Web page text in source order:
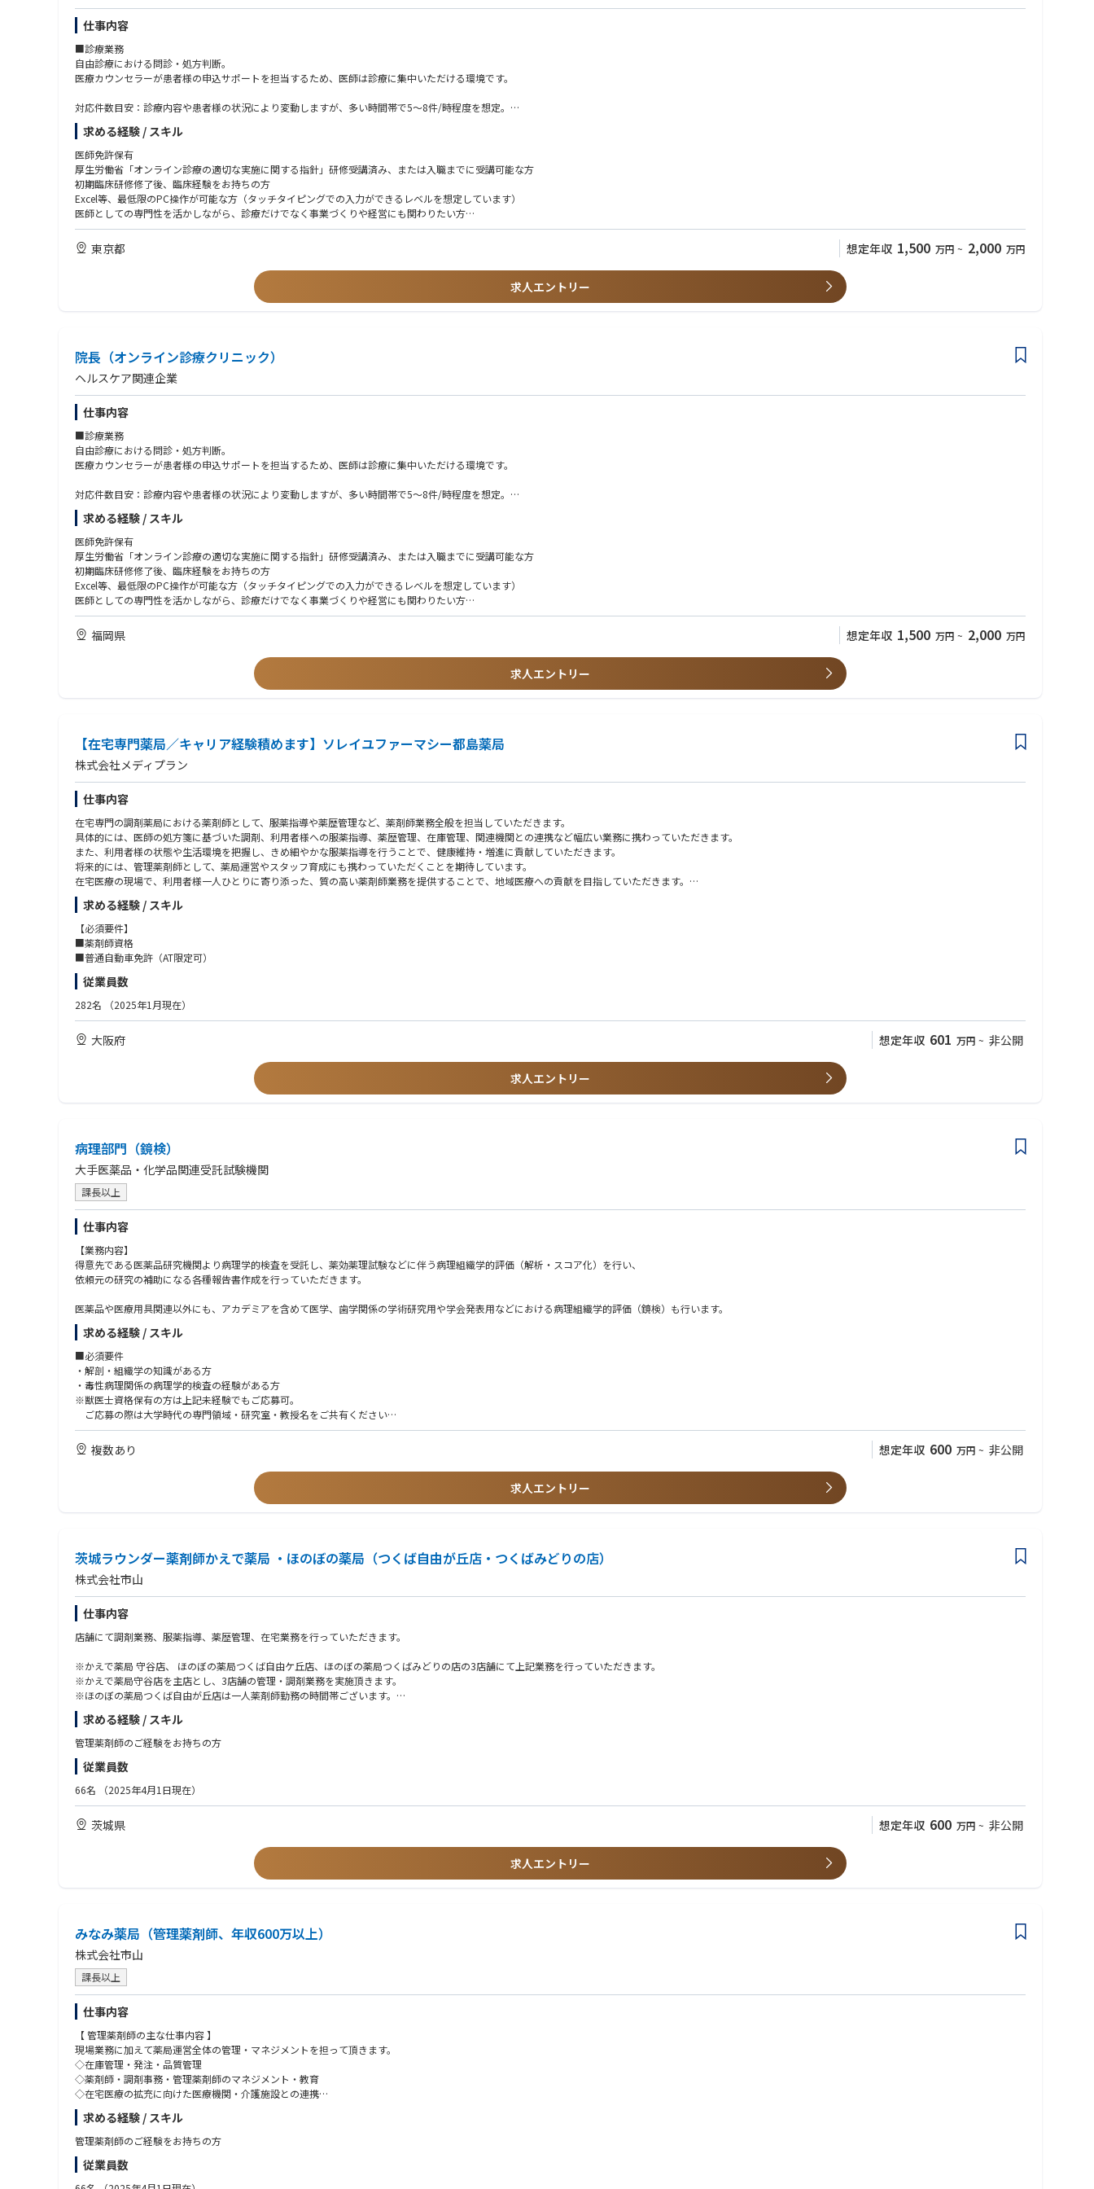
仕事内容
■診療業務
自由診療における問診・処方判断。
医療カウンセラーが患者様の申込サポートを担当するため、医師は診療に集中いただける環境です。
対応件数目安：診療内容や患者様の状況により変動しますが、多い時間帯で5〜8件/時程度を想定。
既存患者様を引き継ぐ形でのスタートとなるため、ゼロからの集患は必要ありません。
※既存患者様の診療情報の引き継ぎにあたっては、個人情報保護法に基づき、本人同意の取得または適法な第三者提供の根拠を確認したうえで実施します。
■事業推進業務
診療プロトコルの整備・品質管理
診療データをもとにしたサービス改善提案
新診療科目・新メニューの立ち上げ参画
広告運用・CS・カウンセラー管理・システム・集客・事務オペレーションはグループ側で体制構築を進めます。
医療機関としての診療品質・安全管理・診療プロトコルの整備については院長として関与いただきますが、それ以外の経営実務は丸投げにはなりません。
求める経験 / スキル
医師免許保有
厚生労働省「オンライン診療の適切な実施に関する指針」研修受講済み、または入職までに受講可能な方
初期臨床研修修了後、臨床経験をお持ちの方
Excel等、最低限のPC操作が可能な方（タッチタイピングでの入力ができるレベルを想定しています）
医師としての専門性を活かしながら、診療だけでなく事業づくりや経営にも関わりたい方
ビジネス・数字への興味・関心がある方
自由診療・美容クリニック・オンライン診療の経験
D2C・通販・サブスク型ビジネスへの理解または強い興味
「将来開業したい」「事業をやってみたい」という志向
東京都 想定年収 1,500 万円 ~ 2,000 万円
求人エントリー
院長（オンライン診療クリニック）
ヘルスケア関連企業
仕事内容
■診療業務
自由診療における問診・処方判断。
医療カウンセラーが患者様の申込サポートを担当するため、医師は診療に集中いただける環境です。
対応件数目安：診療内容や患者様の状況により変動しますが、多い時間帯で5〜8件/時程度を想定。
既存患者様を引き継ぐ形でのスタートとなるため、ゼロからの集患は必要ありません。
※既存患者様の診療情報の引き継ぎにあたっては、個人情報保護法に基づき、本人同意の取得または適法な第三者提供の根拠を確認したうえで実施します。
■事業推進業務
診療プロトコルの整備・品質管理
診療データをもとにしたサービス改善提案
新診療科目・新メニューの立ち上げ参画
広告運用・CS・カウンセラー管理・システム・集客・事務オペレーションはグループ側で体制構築を進めます。
医療機関としての診療品質・安全管理・診療プロトコルの整備については院長として関与いただきますが、それ以外の経営実務は丸投げにはなりません。
求める経験 / スキル
医師免許保有
厚生労働省「オンライン診療の適切な実施に関する指針」研修受講済み、または入職までに受講可能な方
初期臨床研修修了後、臨床経験をお持ちの方
Excel等、最低限のPC操作が可能な方（タッチタイピングでの入力ができるレベルを想定しています）
医師としての専門性を活かしながら、診療だけでなく事業づくりや経営にも関わりたい方
ビジネス・数字への興味・関心がある方
自由診療・美容クリニック・オンライン診療の経験
D2C・通販・サブスク型ビジネスへの理解または強い興味
「将来開業したい」「事業をやってみたい」という志向
福岡県 想定年収 1,500 万円 ~ 2,000 万円
求人エントリー
【在宅専門薬局／キャリア経験積めます】ソレイユファーマシー都島薬局
株式会社メディプラン
仕事内容
在宅専門の調剤薬局における薬剤師として、服薬指導や薬歴管理など、薬剤師業務全般を担当していただきます。
具体的には、医師の処方箋に基づいた調剤、利用者様への服薬指導、薬歴管理、在庫管理、関連機関との連携など幅広い業務に携わっていただきます。
また、利用者様の状態や生活環境を把握し、きめ細やかな服薬指導を行うことで、健康維持・増進に貢献していただきます。
将来的には、管理薬剤師として、薬局運営やスタッフ育成にも携わっていただくことを期待しています。
在宅医療の現場で、利用者様一人ひとりに寄り添った、質の高い薬剤師業務を提供することで、地域医療への貢献を目指していただきます。
・服薬指導、薬歴管理、処方監査等、薬剤師業務全般
・利用者様宅、居室への訪問服薬指導
・医師、看護師等との連携による在宅医療の提供
・薬剤管理、在庫管理
求める経験 / スキル
【必須要件】
■薬剤師資格
■普通自動車免許（AT限定可）
従業員数
282名 （2025年1月現在）
大阪府 想定年収 601 万円 ~ 非公開
求人エントリー
病理部門（鏡検）
大手医薬品・化学品関連受託試験機関
課長以上
仕事内容
【業務内容】
得意先である医薬品研究機関より病理学的検査を受託し、薬効薬理試験などに伴う病理組織学的評価（解析・スコア化）を行い、
依頼元の研究の補助になる各種報告書作成を行っていただきます。
医薬品や医療用具関連以外にも、アカデミアを含めて医学、歯学関係の学術研究用や学会発表用などにおける病理組織学的評価（鏡検）も行います。
求める経験 / スキル
■必須要件
・解剖・組織学の知識がある方
・毒性病理関係の病理学的検査の経験がある方
※獣医士資格保有の方は上記未経験でもご応募可。
ご応募の際は大学時代の専門領域・研究室・教授名をご共有ください
■歓迎要件
・鏡検のご経験者
複数あり 想定年収 600 万円 ~ 非公開
求人エントリー
茨城ラウンダー薬剤師かえで薬局 ・ほのぼの薬局（つくば自由が丘店・つくばみどりの店）
株式会社市山
仕事内容
店舗にて調剤業務、服薬指導、薬歴管理、在宅業務を行っていただきます。
※かえで薬局 守谷店、 ほのぼの薬局つくば自由ケ丘店、ほのぼの薬局つくばみどりの店の3店舗にて上記業務を行っていただきます。
※かえで薬局守谷店を主店とし、3店舗の管理・調剤業務を実施頂きます。
※ほのぼの薬局つくば自由が丘店は一人薬剤師勤務の時間帯ございます。
【 店舗情報 】
■かえで薬局守谷店
営業時間：月火木金（09：00～18：30）、水（09：00～12：30）、土（09：00～17：30）
処方箋内容：小児科クリニックの敷地内薬局
処方箋枚数：約60枚/日
電子薬歴：あり
営業時間：月火木金（09:00～13:00 14:30～18:00）土（09:00～13:00）
電子薬歴：あり
■ほのぼの薬局つくばみどりの店
営業日：月～土
営業時間：月火水金（09：00～12：30、14：00～18：00）木土（09：00～12：30）
処方箋内容：内科他
処方箋枚数：約55枚/日
薬剤師数：4名 ※変動あり
電子薬歴：あり
求める経験 / スキル
管理薬剤師のご経験をお持ちの方
従業員数
66名 （2025年4月1日現在）
茨城県 想定年収 600 万円 ~ 非公開
求人エントリー
みなみ薬局（管理薬剤師、年収600万以上）
株式会社市山
課長以上
仕事内容
【 管理薬剤師の主な仕事内容 】
現場業務に加えて薬局運営全体の管理・マネジメントを担って頂きます。
◇在庫管理・発注・品質管理
◇薬剤師・調剤事務・管理薬剤師のマネジメント・教育
◇在宅医療の拡充に向けた医療機関・介護施設との連携
◇各種法令遵守の管理（薬機法・調剤報酬請求の適正化）
【 店舗情報 】
営業時間：月-土（09：00～18：00）
処方箋内容：内科/整形外科/皮膚科
求める経験 / スキル
管理薬剤師のご経験をお持ちの方
従業員数